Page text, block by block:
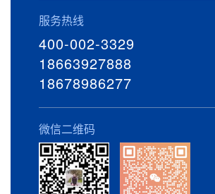
服务热线
400-002-3329
18663927888
18678986277
微信二维码